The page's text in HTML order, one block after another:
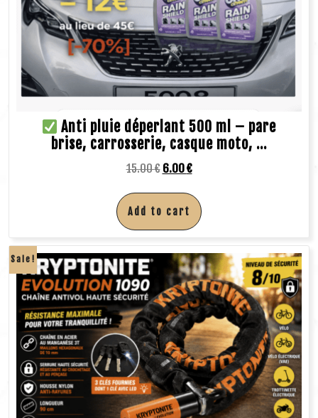
Anti pluie déperlant 500 ml – pare
brise, carrosserie, casque moto, …
15.00€ 6.00€
Add to cart
Sale!